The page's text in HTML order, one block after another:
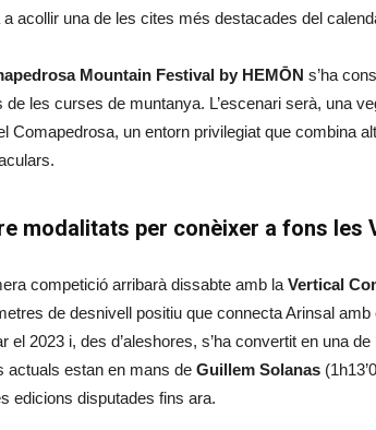
a acollir una de les cites més destacades del
Mountain Festival by HEMŌN s’ha
de les curses de muntanya. L’escenari serà, una
Comapedrosa, un entorn privilegiat que combina
modalitats per conèixer a fons les
competició arribarà dissabte amb la Vertical
de desnivell positiu que connecta Arinsal
el 2023 i, des d’aleshores, s’ha convertit en una
actuals estan en mans de Guillem Solanas
edicions disputades fins ara.